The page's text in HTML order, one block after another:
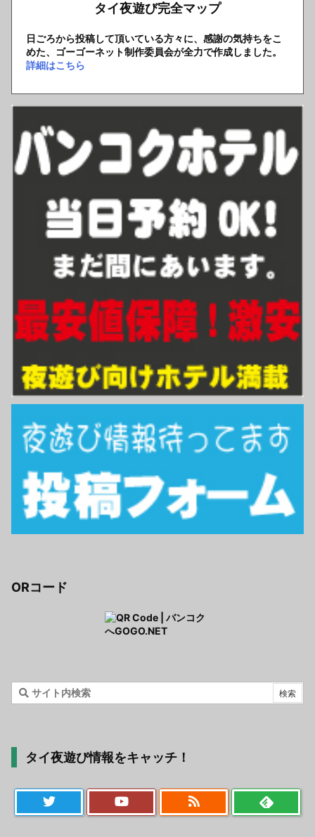
タイ夜遊び完全マップ
日ごろから投稿して頂いている方々に、感謝の気持ちをこ
めた、ゴーゴーネット制作委員会が全力で作成しました。
詳細はこちら
ORコード
タイ夜遊び情報をキャッチ！